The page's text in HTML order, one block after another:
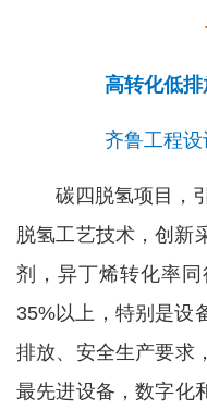
高转化低
齐鲁工程
碳四脱氢项目，
脱氢工艺技术，创新
剂，异丁烯转化率
35%以上，特别是设
排放、安全生产要求
最先进设备，数字化